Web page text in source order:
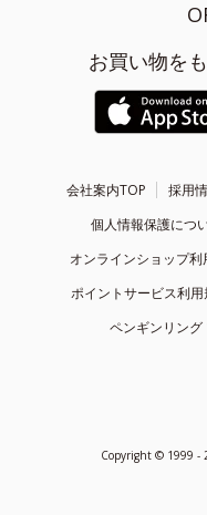
お買い物を
会社案内TOP 採用
個人情報保護につ
オンラインショップ利
ポイントサービス利用
ペンギンリング
Copyright © 1999 -